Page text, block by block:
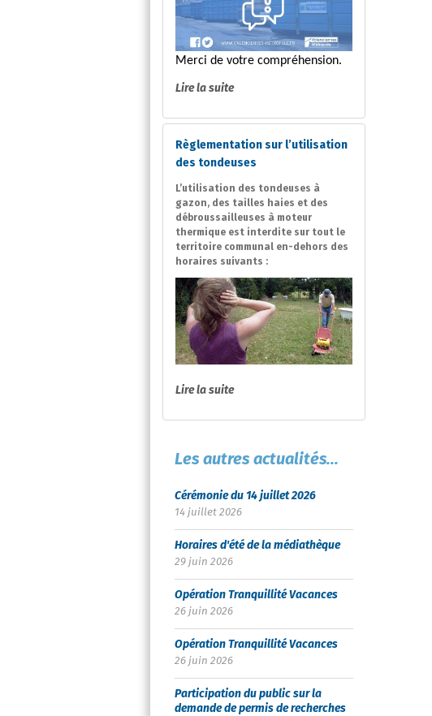
Merci de votre compréhension.
Lire la suite
Règlementation sur l’utilisation
des tondeuses
L’utilisation des tondeuses à
gazon, des tailles haies et des
débroussailleuses à moteur
thermique est interdite sur tout le
territoire communal en-dehors des
horaires suivants :
Lire la suite
Les autres actualités...
Cérémonie du 14 juillet 2026
14 juillet 2026
Horaires d'été de la médiathèque
29 juin 2026
Opération Tranquillité Vacances
26 juin 2026
Opération Tranquillité Vacances
26 juin 2026
Participation du public sur la
demande de permis de recherches